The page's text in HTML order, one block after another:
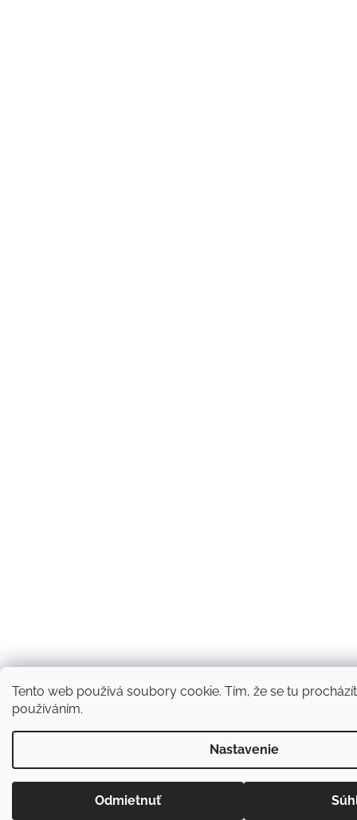
Tento web používá soubory cookie. Tím, že se tu
používáním.
Nastavenie
Odmietnuť